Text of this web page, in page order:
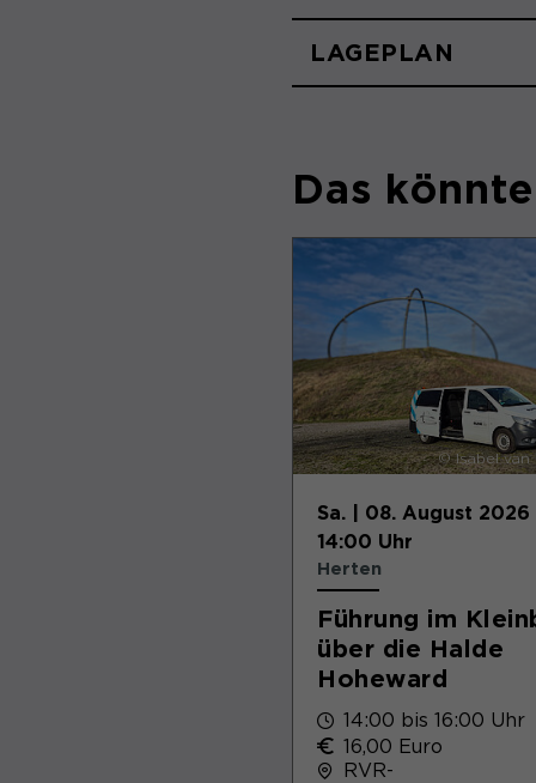
LAGEPLAN
Das
© Isabel van
Sa. | 08. August 2026 |
14:00 Uhr
Herten
Führung im
über die Halde
Hoheward
14:00 bis 16:00 Uhr
16,00 Euro
RVR-